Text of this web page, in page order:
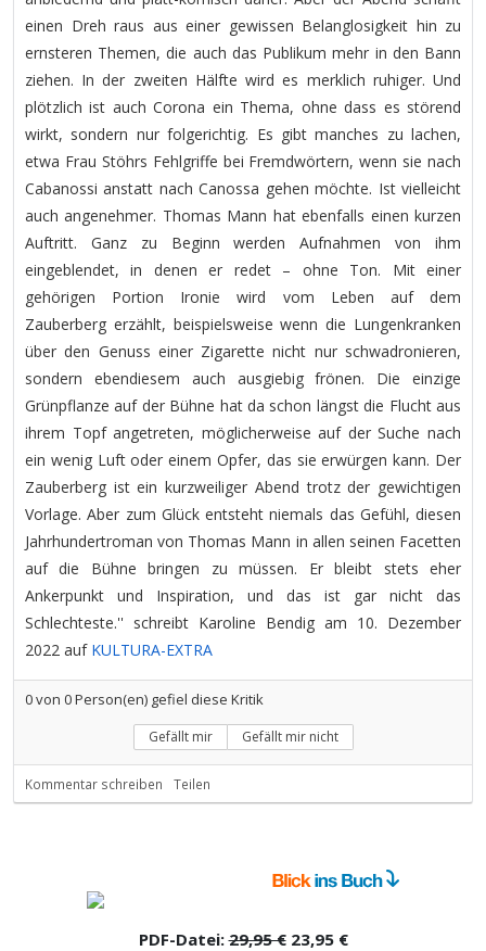
einen Dreh raus aus einer gewissen Belanglosigkeit hin zu
ernsteren Themen, die auch das Publikum mehr in den Bann
ziehen. In der zweiten Hälfte wird es merklich ruhiger. Und
plötzlich ist auch Corona ein Thema, ohne dass es störend
wirkt, sondern nur folgerichtig. Es gibt manches zu lachen,
etwa Frau Stöhrs Fehlgriffe bei Fremdwörtern, wenn sie nach
Cabanossi anstatt nach Canossa gehen möchte. Ist vielleicht
auch angenehmer. Thomas Mann hat ebenfalls einen kurzen
Auftritt. Ganz zu Beginn werden Aufnahmen von ihm
eingeblendet, in denen er redet – ohne Ton. Mit einer
gehörigen Portion Ironie wird vom Leben auf dem
Zauberberg erzählt, beispielsweise wenn die Lungenkranken
über den Genuss einer Zigarette nicht nur schwadronieren,
sondern ebendiesem auch ausgiebig frönen. Die einzige
Grünpflanze auf der Bühne hat da schon längst die Flucht aus
ihrem Topf angetreten, möglicherweise auf der Suche nach
ein wenig Luft oder einem Opfer, das sie erwürgen kann. Der
Zauberberg ist ein kurzweiliger Abend trotz der gewichtigen
Vorlage. Aber zum Glück entsteht niemals das Gefühl, diesen
Jahrhundertroman von Thomas Mann in allen seinen Facetten
auf die Bühne bringen zu müssen. Er bleibt stets eher
Ankerpunkt und Inspiration, und das ist gar nicht das
Schlechteste.'' schreibt Karoline Bendig am 10. Dezember
2022 auf KULTURA-EXTRA
0von 0Person(en) gefiel diese Kritik
Gefällt mir Gefällt mir nicht
Kommentar schreiben Teilen
PDF-Datei:29,95 €23,95 €